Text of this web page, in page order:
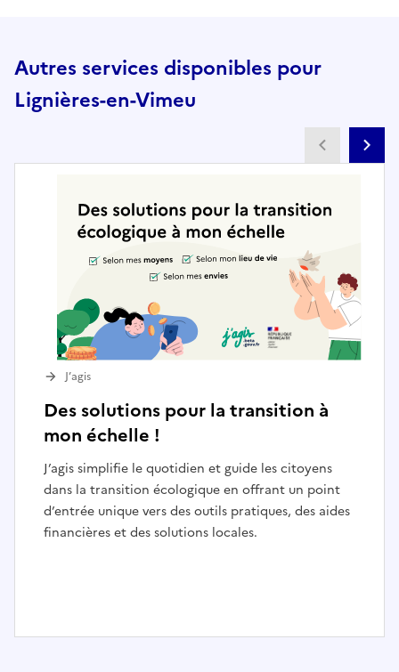
Autres services disponibles pour
Lignières-en-Vimeu
Des solutions pour la transition à
mon échelle !
J’agis simplifie le quotidien et guide les citoyens
dans la transition écologique en offrant un point
d’entrée unique vers des outils pratiques, des aides
financières et des solutions locales.
J’agis